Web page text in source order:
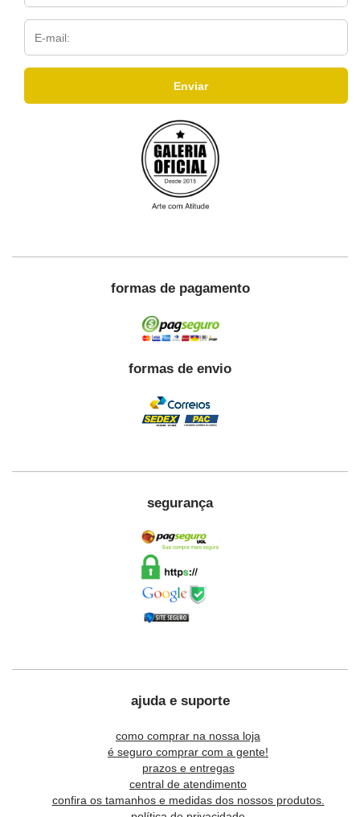
formas de pagamento
formas de envio
segurança
ajuda e suporte
como comprar na nossa loja
é seguro comprar com a gente!
prazos e entregas
central de atendimento
confira os tamanhos e medidas dos nossos produtos.